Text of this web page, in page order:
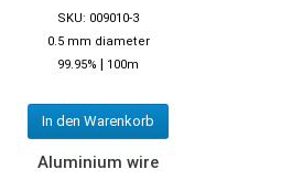
SKU: 009010-3
0.5 mm diameter
99.95% | 100m
In den Warenkorb
Aluminium wire